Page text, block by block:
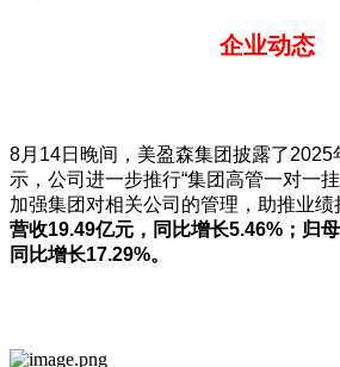
企业动态
8月14日晚间，美盈森集团披露了2025
示，公司进一步推行“集团高管一对一
加强集团对相关公司的管理，助推业绩
营收19.49亿元，同比增长5.46% ；归
同比增长17.29%。